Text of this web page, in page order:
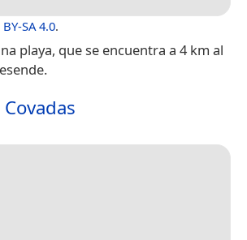
BY-SA 4.0.
playa, que se encuentra a 4 km al